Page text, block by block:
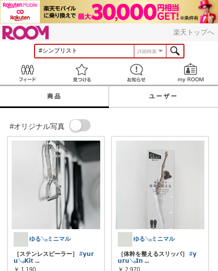
楽天トップへ
詳細検索
見つける お知らせ
商品 ユーザー
#オリジナル写真
ゆる𓂅ミニマル
［ステンレスピーラー］ #𝘆𝘂𝗿
𝘂𓂅𝗞𝗶𝘁 ...
￥ 1,190
ゆる𓂅ミニマル
［体幹を整えるスリッパ］ #𝘆
𝘂𝗿𝘂𓂅𝗜𝗻 ...
￥ 2,970